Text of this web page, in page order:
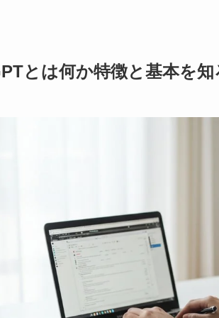
とは何か特徴と基本を知